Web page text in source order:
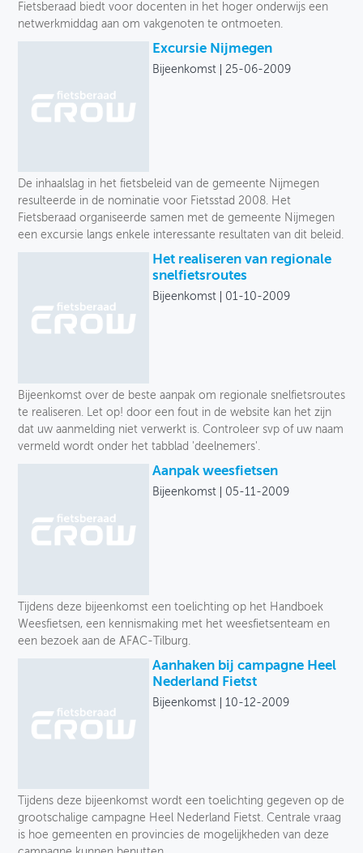
Fietsberaad biedt voor docenten in het hoger onderwijs een
netwerkmiddag aan om vakgenoten te ontmoeten.
Excursie Nijmegen
Bijeenkomst 25-06-2009
De inhaalslag in het fietsbeleid van de gemeente Nijmegen
resulteerde in de nominatie voor Fietsstad 2008. Het
Fietsberaad organiseerde samen met de gemeente Nijmegen
een excursie langs enkele interessante resultaten van dit beleid.
Het realiseren van regionale
snelfietsroutes
Bijeenkomst 01-10-2009
Bijeenkomst over de beste aanpak om regionale snelfietsroutes
te realiseren. Let op! door een fout in de website kan het zijn
dat uw aanmelding niet verwerkt is. Controleer svp of uw naam
vermeld wordt onder het tabblad 'deelnemers'.
Aanpak weesfietsen
Bijeenkomst 05-11-2009
Tijdens deze bijeenkomst een toelichting op het Handboek
Weesfietsen, een kennismaking met het weesfietsenteam en
een bezoek aan de AFAC-Tilburg.
Aanhaken bij campagne Heel
Nederland Fietst
Bijeenkomst 10-12-2009
Tijdens deze bijeenkomst wordt een toelichting gegeven op de
grootschalige campagne Heel Nederland Fietst. Centrale vraag
is hoe gemeenten en provincies de mogelijkheden van deze